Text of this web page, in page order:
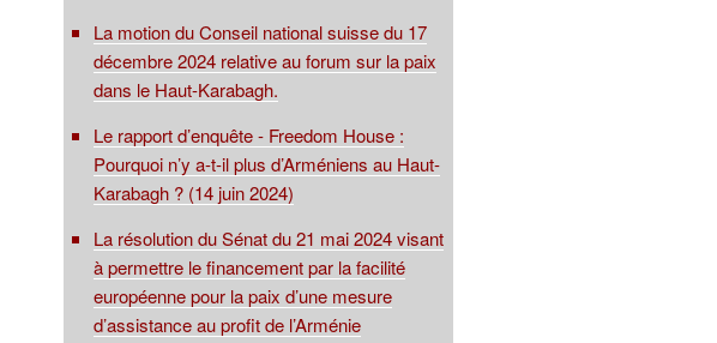
La motion du Conseil national suisse du 17
décembre 2024 relative au forum sur la paix
dans le Haut-Karabagh.
Le rapport d’enquête - Freedom House :
Pourquoi n’y a-t-il plus d’Arméniens au Haut-
Karabagh ? (14 juin 2024)
La résolution du Sénat du 21 mai 2024 visant
à permettre le financement par la facilité
européenne pour la paix d’une mesure
d’assistance au profit de l’Arménie